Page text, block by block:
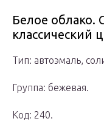
Белое облако.
классический
Тип: автоэмаль,
Группа: бежевая.
Код: 240.